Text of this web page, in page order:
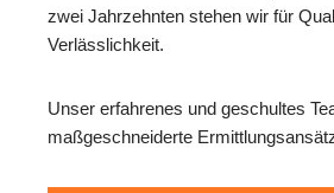
zwei Jahrzehnten stehen wir für
Verlässlichkeit.
Unser erfahrenes und geschultes
maßgeschneiderte